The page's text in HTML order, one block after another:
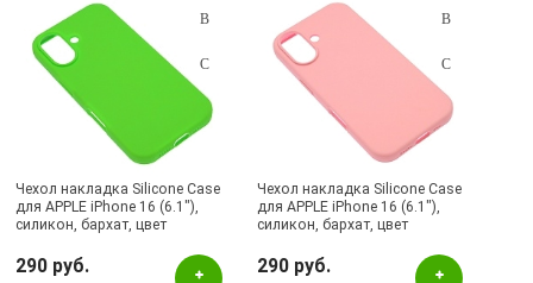
Brauffen
Cabbeen
Earldom
Fashion Case
FreeAir
Gabbeen
Чехол накладка Silicone Case
для APPLE iPhone 16 (6.1"),
силикон, бархат, цвет
290 руб.
Чехол накладка Silicone Case
для APPLE iPhone 16 (6.1"),
силикон, бархат, цвет
290 руб.